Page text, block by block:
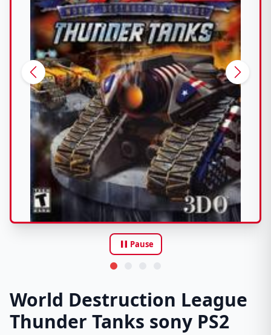
pause Pause
World Destruction League
Thunder Tanks sony PS2